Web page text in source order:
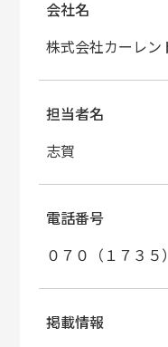
会社名
株式会社カーレン
担当者名
志賀
電話番号
０７０（１７３５
掲載情報